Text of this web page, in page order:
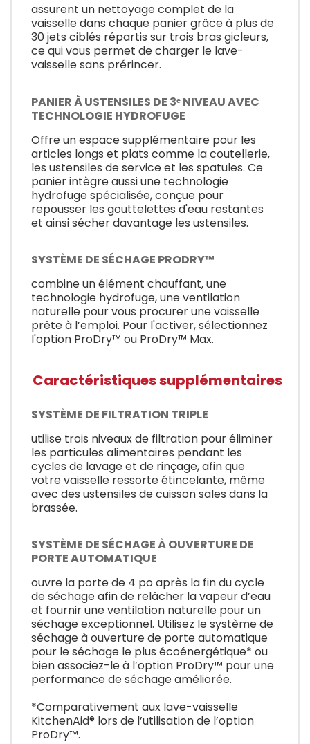
assurent un nettoyage complet de la
vaisselle dans chaque panier grâce à plus de
30 jets ciblés répartis sur trois bras gicleurs,
ce qui vous permet de charger le lave-
vaisselle sans prérincer.
PANIER À USTENSILES DE 3ᵉ NIVEAU AVEC
TECHNOLOGIE HYDROFUGE
Offre un espace supplémentaire pour les
articles longs et plats comme la coutellerie,
les ustensiles de service et les spatules. Ce
panier intègre aussi une technologie
hydrofuge spécialisée, conçue pour
repousser les gouttelettes d'eau restantes
et ainsi sécher davantage les ustensiles.
SYSTÈME DE SÉCHAGE PRODRY™
combine un élément chauffant, une
technologie hydrofuge, une ventilation
naturelle pour vous procurer une vaisselle
prête à l’emploi. Pour l'activer, sélectionnez
l'option ProDry™ ou ProDry™ Max.
Caractéristiques supplémentaires
SYSTÈME DE FILTRATION TRIPLE
utilise trois niveaux de filtration pour éliminer
les particules alimentaires pendant les
cycles de lavage et de rinçage, afin que
votre vaisselle ressorte étincelante, même
avec des ustensiles de cuisson sales dans la
brassée.
SYSTÈME DE SÉCHAGE À OUVERTURE DE
PORTE AUTOMATIQUE
ouvre la porte de 4 po après la fin du cycle
de séchage afin de relâcher la vapeur d’eau
et fournir une ventilation naturelle pour un
séchage exceptionnel. Utilisez le système de
séchage à ouverture de porte automatique
pour le séchage le plus écoénergétique* ou
bien associez-le à l’option ProDry™ pour une
performance de séchage améliorée.
*Comparativement aux lave-vaisselle
KitchenAid® lors de l’utilisation de l’option
ProDry™.